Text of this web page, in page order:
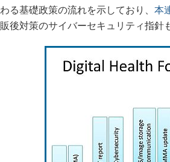
わる基礎政策の流れを示しており、 本
販後対策のサイバーセキュリティ指針